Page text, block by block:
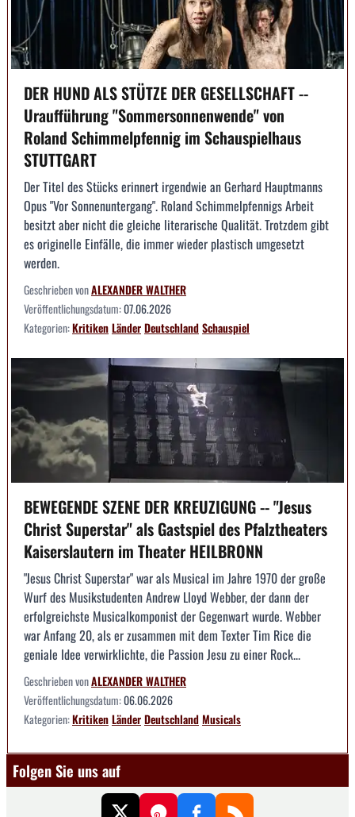
DER HUND ALS STÜTZE DER GESELLSCHAFT --
Uraufführung "Sommersonnenwende" von
Roland Schimmelpfennig im Schauspielhaus
STUTTGART
Der Titel des Stücks erinnert irgendwie an Gerhard Hauptmanns
Opus "Vor Sonnenuntergang". Roland Schimmelpfennigs Arbeit
besitzt aber nicht die gleiche literarische Qualität. Trotzdem gibt
es originelle Einfälle, die immer wieder plastisch umgesetzt
werden.
Geschrieben vonALEXANDER WALTHER
Veröffentlichungsdatum:07.06.2026
Kategorien:KritikenLänderDeutschlandSchauspiel
BEWEGENDE SZENE DER KREUZIGUNG -- "Jesus
Christ Superstar" als Gastspiel des Pfalztheaters
Kaiserslautern im Theater HEILBRONN
"Jesus Christ Superstar" war als Musical im Jahre 1970 der große
Wurf des Musikstudenten Andrew Lloyd Webber, der dann der
erfolgreichste Musicalkomponist der Gegenwart wurde. Webber
war Anfang 20, als er zusammen mit dem Texter Tim Rice die
geniale Idee verwirklichte, die Passion Jesu zu einer Rock...
Geschrieben vonALEXANDER WALTHER
Veröffentlichungsdatum:06.06.2026
Kategorien:KritikenLänderDeutschlandMusicals
Folgen Sie uns auf